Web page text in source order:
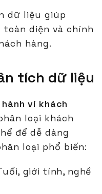
dữ liệu giúp
diện và chính
hàng.
tích dữ liệu
hành vi khách
loại khách
để dễ dàng
loại phổ biến:
giới tính, nghề